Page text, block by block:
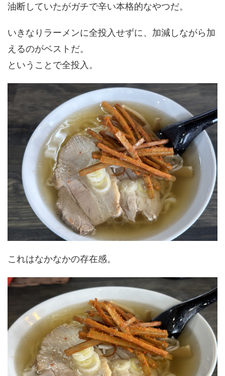
油断していたがガチで辛い本格的なやつだ。
いきなりラーメンに全投入せずに、加減しながら加
えるのがベストだ。
ということで全投入。
これはなかなかの存在感。